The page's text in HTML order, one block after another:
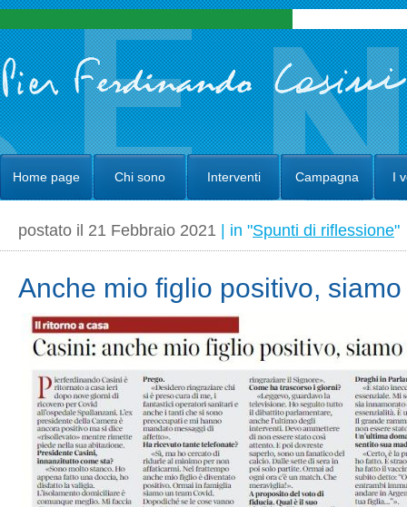
Home page Chi sono Interventi Campagna I
postato il 21 Febbraio 2021 | in "Spunti di riflessione"
Anche mio figlio positivo,